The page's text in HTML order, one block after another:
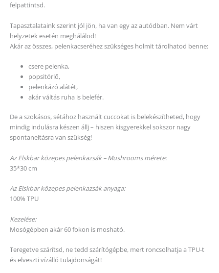
felpattintsd.
Tapasztalataink szerint jól jön, ha van egy az autódban. Nem várt
helyzetek esetén meghálálod!
Akár az összes, pelenkacseréhez szükséges holmit tárolhatod benne:
csere pelenka,
popsitörlő,
pelenkázó alátét,
akár váltás ruha is belefér.
De a szokásos, sétához használt cuccokat is belekészítheted, hogy
mindig indulásra készen állj – hiszen kisgyerekkel sokszor nagy
spontaneitásra van szükség!
Az Elskbar közepes pelenkazsák – Mushrooms mérete:
35*30 cm
Az Elskbar közepes pelenkazsák anyaga:
100% TPU
Kezelése:
Mosógépben akár 60 fokon is mosható.
Teregetve szárítsd, ne tedd szárítógépbe, mert roncsolhatja a TPU-t
és elveszti vízálló tulajdonságát!